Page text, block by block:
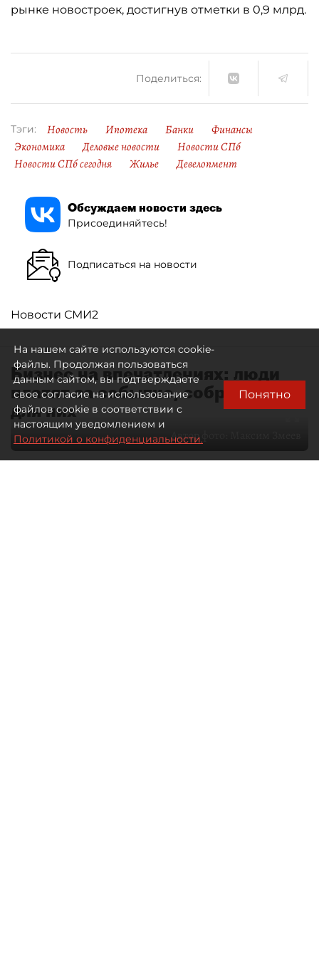
рынке новостроек, достигнув отметки в 0,9 млрд.
Поделиться:
Тэги: Новость Ипотека Банки
Финансы
Экономика
Деловые новости
Новости СПб
Новости СПб сегодня
Жилье Девелопмент
Обсуждаем новости здесь
Присоединяйтесь!
Подписаться на новости
Новости СМИ2
Бизнес на впечатлениях: люди
платят за событие, собранное
для них
Автор фото:
На нашем сайте используются cookie-
файлы. Продолжая пользоваться
данным сайтом, вы подтверждаете
свое согласие на использование
файлов cookie в соответствии с
настоящим уведомлением и
Политикой о конфиденциальности.
Понятно